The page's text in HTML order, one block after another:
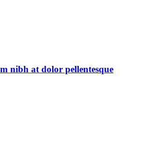
nibh at dolor pellentesque